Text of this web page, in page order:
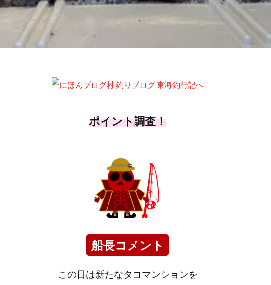
ポイント調査！
船長コメント
この日は新たなタコマンションを